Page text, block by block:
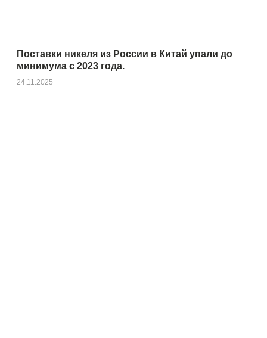
Поставки никеля из России в Китай упали до
минимума с 2023 года.
24.11.2025